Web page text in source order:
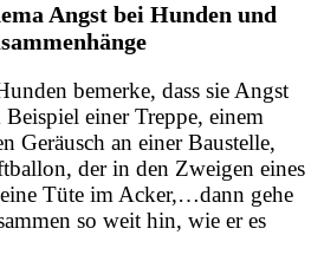
Angst bei Hunden und
bemerke, dass sie Angst
einer Treppe, einem
Geräusch an einer Baustelle,
der in den Zweigen eines
Tüte im Acker,…dann gehe
so weit hin, wie er es